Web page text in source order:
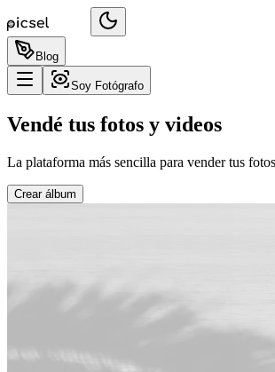
Blog
Soy Fotógrafo
Vendé tus fotos y videos
La plataforma más sencilla para vender tus
Crear álbum